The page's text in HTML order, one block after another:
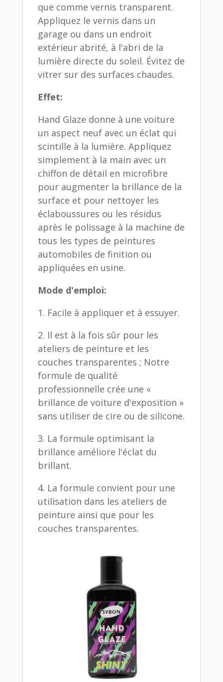
que comme vernis transparent.
Appliquez le vernis dans un
garage ou dans un endroit
extérieur abrité, à l'abri de la
lumière directe du soleil. Évitez de
vitrer sur des surfaces chaudes.
Effet:
Hand Glaze donne à une voiture
un aspect neuf avec un éclat qui
scintille à la lumière. Appliquez
simplement à la main avec un
chiffon de détail en microfibre
pour augmenter la brillance de la
surface et pour nettoyer les
éclaboussures ou les résidus
après le polissage à la machine de
tous les types de peintures
automobiles de finition ou
appliquées en usine.
Mode d'emploi:
1. Facile à appliquer et à essuyer.
2. Il est à la fois sûr pour les
ateliers de peinture et les
couches transparentes ; Notre
formule de qualité
professionnelle crée une «
brillance de voiture d'exposition »
sans utiliser de cire ou de silicone.
3. La formule optimisant la
brillance améliore l'éclat du
brillant.
4. La formule convient pour une
utilisation dans les ateliers de
peinture ainsi que pour les
couches transparentes.